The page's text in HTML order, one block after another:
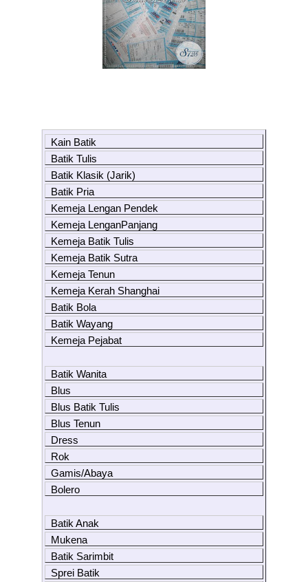
Kain Batik
Batik Tulis
Batik Klasik (Jarik)
Batik Pria
Kemeja Lengan Pendek
Kemeja LenganPanjang
Kemeja Batik Tulis
Kemeja Batik Sutra
Kemeja Tenun
Kemeja Kerah Shanghai
Batik Bola
Batik Wayang
Kemeja Pejabat
Batik Wanita
Blus
Blus Batik Tulis
Blus Tenun
Dress
Rok
Gamis/Abaya
Bolero
Batik Anak
Mukena
Batik Sarimbit
Sprei Batik